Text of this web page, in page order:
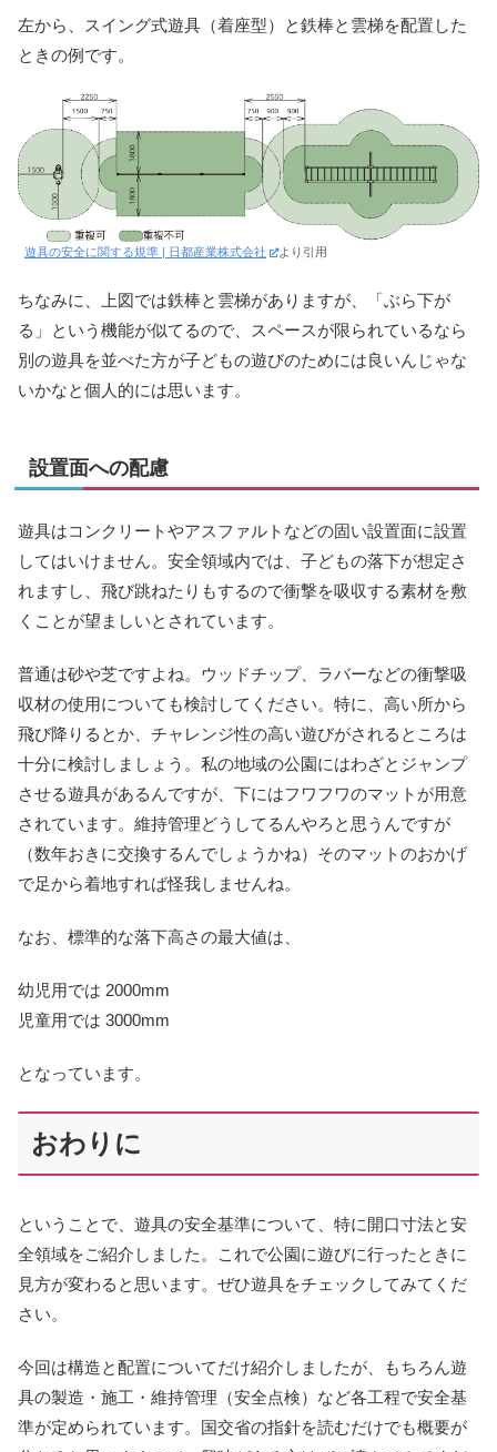
左から、スイング式遊具（着座型）と鉄棒と雲梯を配置した
ときの例です。
遊具の安全に関する規準 | 日都産業株式会社 より引用
ちなみに、上図では鉄棒と雲梯がありますが、「ぶら下が
る」という機能が似てるので、スペースが限られているなら
別の遊具を並べた方が子どもの遊びのためには良いんじゃな
いかなと個人的には思います。
設置面への配慮
遊具はコンクリートやアスファルトなどの固い設置面に設置
してはいけません。安全領域内では、子どもの落下が想定さ
れますし、飛び跳ねたりもするので衝撃を吸収する素材を敷
くことが望ましいとされています。
普通は砂や芝ですよね。ウッドチップ、ラバーなどの衝撃吸
収材の使用についても検討してください。特に、高い所から
飛び降りるとか、チャレンジ性の高い遊びがされるところは
十分に検討しましょう。私の地域の公園にはわざとジャンプ
させる遊具があるんですが、下にはフワフワのマットが用意
されています。維持管理どうしてるんやろと思うんですが
（数年おきに交換するんでしょうかね）そのマットのおかげ
で足から着地すれば怪我しませんね。
なお、標準的な落下高さの最大値は、
幼児用では 2000mm
児童用では 3000mm
となっています。
おわりに
ということで、遊具の安全基準について、特に開口寸法と安
全領域をご紹介しました。これで公園に遊びに行ったときに
見方が変わると思います。ぜひ遊具をチェックしてみてくだ
さい。
今回は構造と配置についてだけ紹介しましたが、もちろん遊
具の製造・施工・維持管理（安全点検）など各工程で安全基
準が定められています。国交省の指針を読むだけでも概要が